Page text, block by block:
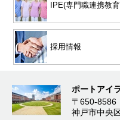
IPE(専門職連携教
採用情報
ポートアイ
〒650-8586
神戸市中央